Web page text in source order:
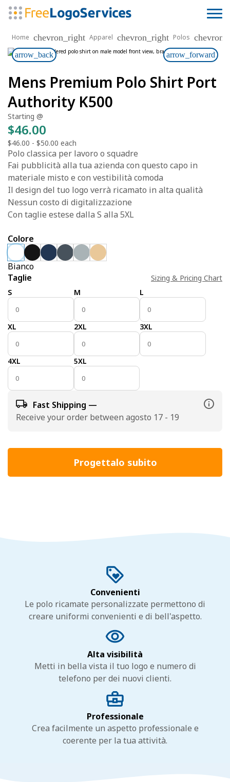
Home chevron_right Apparel chevron_right Polos
arrow_back arrow_forward
Mens Premium Polo Shirt Port
Authority K500
Starting @
$46.00
$46.00 - $50.00 each
Polo classica per lavoro o squadre
Fai pubblicità alla tua azienda con questo capo in
materiale misto e con vestibilità comoda
Il design del tuo logo verrà ricamato in alta qualità
Nessun costo di digitalizzazione
Con taglie estese dalla S alla 5XL
Colore
Bianco
Taglie
Sizing & Pricing Chart
S
M L
XL 2XL 3XL
4XL 5XL
Fast Shipping —
Receive your order between agosto 17 - 19
Progettalo subito
Convenienti
Le polo ricamate personalizzate permettono di
creare uniformi convenienti e di bell'aspetto.
Alta visibilità
Metti in bella vista il tuo logo e numero di
telefono per dei nuovi clienti.
Professionale
Crea facilmente un aspetto professionale e
coerente per la tua attività.